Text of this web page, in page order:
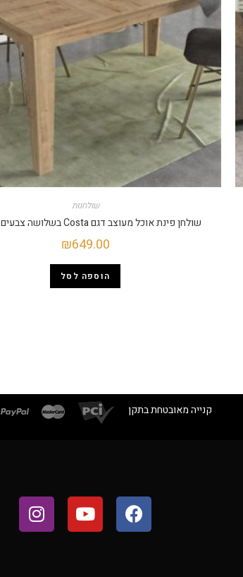
שולחנות
שולחן פינת אוכל מעוצב דגם Costa בשלושה צבעים לבחירה
₪649.00
הוספה לסל
קנייה מאובטחת בתקן